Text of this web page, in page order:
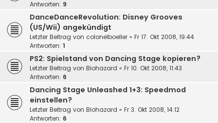
Antworten: 9
DanceDanceRevolution: Disney Grooves
(US/Wii) angekündigt
Letzter Beitrag von colonelboeller « Fr 17. Okt 2008, 19:44
Antworten: 1
PS2: Spielstand von Dancing Stage kopieren?
Letzter Beitrag von Biohazard « Fr 10. Okt 2008, 11:43
Antworten: 6
Dancing Stage Unleashed 1+3: Speedmod
einstellen?
Letzter Beitrag von Biohazard « Fr 3. Okt 2008, 14:12
Antworten: 6